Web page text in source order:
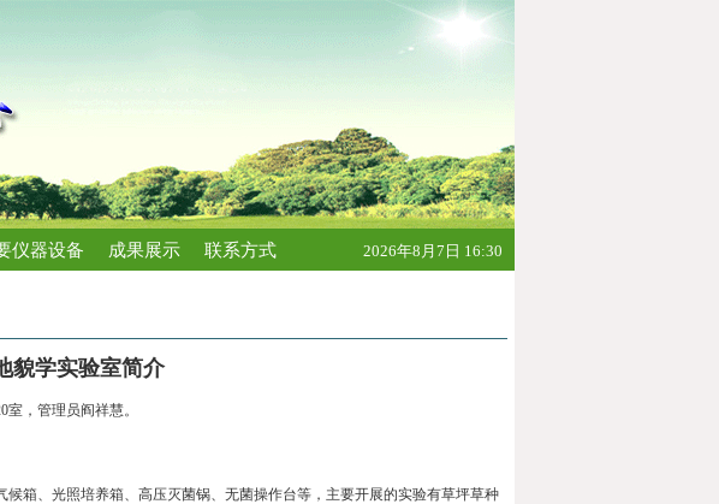
仪器设备 成果展示 联系方式 2026年8月7日 16:30
貌学实验室简介
室，管理员阎祥慧。
箱、光照培养箱、高压灭菌锅、无菌操作台等，主要开展的实验有草坪草种